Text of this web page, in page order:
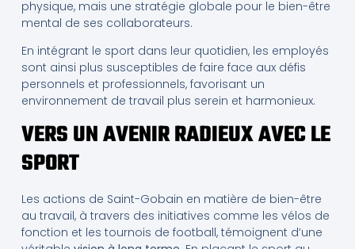
physique, mais une stratégie globale pour le bien-être
mental de ses collaborateurs.
En intégrant le sport dans leur quotidien, les employés
sont ainsi plus susceptibles de faire face aux défis
personnels et professionnels, favorisant un
environnement de travail plus serein et harmonieux.
VERS UN AVENIR RADIEUX AVEC LE
SPORT
Les actions de Saint-Gobain en matière de bien-être
au travail, à travers des initiatives comme les vélos de
fonction et les tournois de football, témoignent d’une